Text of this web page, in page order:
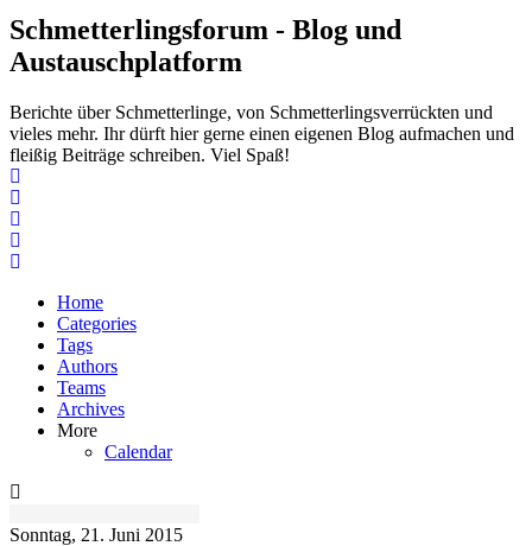
Schmetterlingsforum - Blog und
Austauschplatform
Berichte über Schmetterlinge, von Schmetterlingsverrückten und
vieles mehr. Ihr dürft hier gerne einen eigenen Blog aufmachen und
fleißig Beiträge schreiben. Viel Spaß!
Home
Categories
Tags
Authors
Teams
Archives
More
Calendar
Sonntag, 21. Juni 2015